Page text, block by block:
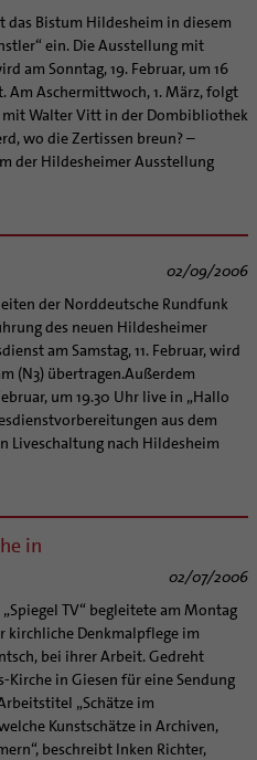
Bistum Hildesheim in diesem
ein. Die Ausstellung mit
am Sonntag, 19. Februar, um 16
Aschermittwoch, 1. März, folgt
Walter Vitt in der Dombibliothek
wo die Zertissen breun? –
der Hildesheimer Ausstellung
02/09/2006
der Norddeutsche Rundfunk
des neuen Hildesheimer
am Samstag, 11. Februar, wird
(N3) übertragen.Außerdem
um 19.30 Uhr live in „Hallo
aus dem
Liveschaltung nach Hildesheim
in
02/07/2006
TV“ begleitete am Montag
kirchliche Denkmalpflege im
bei ihrer Arbeit. Gedreht
in Giesen für eine Sendung
„Schätze im
Kunstschätze in Archiven,
beschreibt Inken Richter,